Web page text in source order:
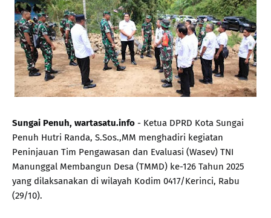
Sungai Penuh, wartasatu.info - Ketua DPRD Kota Sungai
Penuh Hutri Randa, S.Sos.,MM menghadiri kegiatan
Peninjauan Tim Pengawasan dan Evaluasi (Wasev) TNI
Manunggal Membangun Desa (TMMD) ke-126 Tahun 2025
yang dilaksanakan di wilayah Kodim 0417/Kerinci, Rabu
(29/10).